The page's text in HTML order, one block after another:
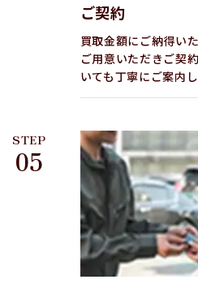
ご契約
買取金額にご納得い
ご用意いただきご契
いても丁寧にご案内し
STEP
05